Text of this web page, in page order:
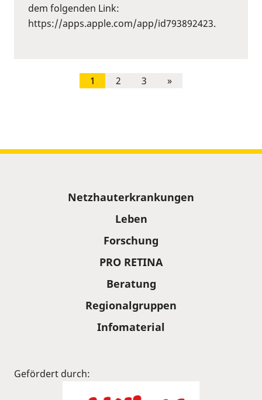
dem folgenden Link:
https://apps.apple.com/app/id793892423.
1 2 3 »
Netzhauterkrankungen
Leben
Forschung
PRO RETINA
Beratung
Regionalgruppen
Infomaterial
Gefördert durch: